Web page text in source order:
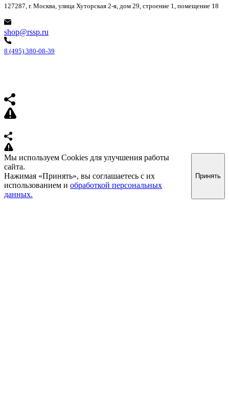
127287, г. Москва, улица Хуторская 2-я, дом 29, строение 1, помещение 18
shop@rssp.ru
8 (495) 380-08-39
Мы используем Cookies для улучшения работы
сайта.
Нажимая «Принять», вы соглашаетесь с их
использованием и обработкой персональных
данных.
Принять